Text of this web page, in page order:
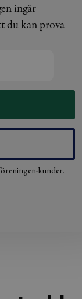
ingår
du kan prova
kunder.